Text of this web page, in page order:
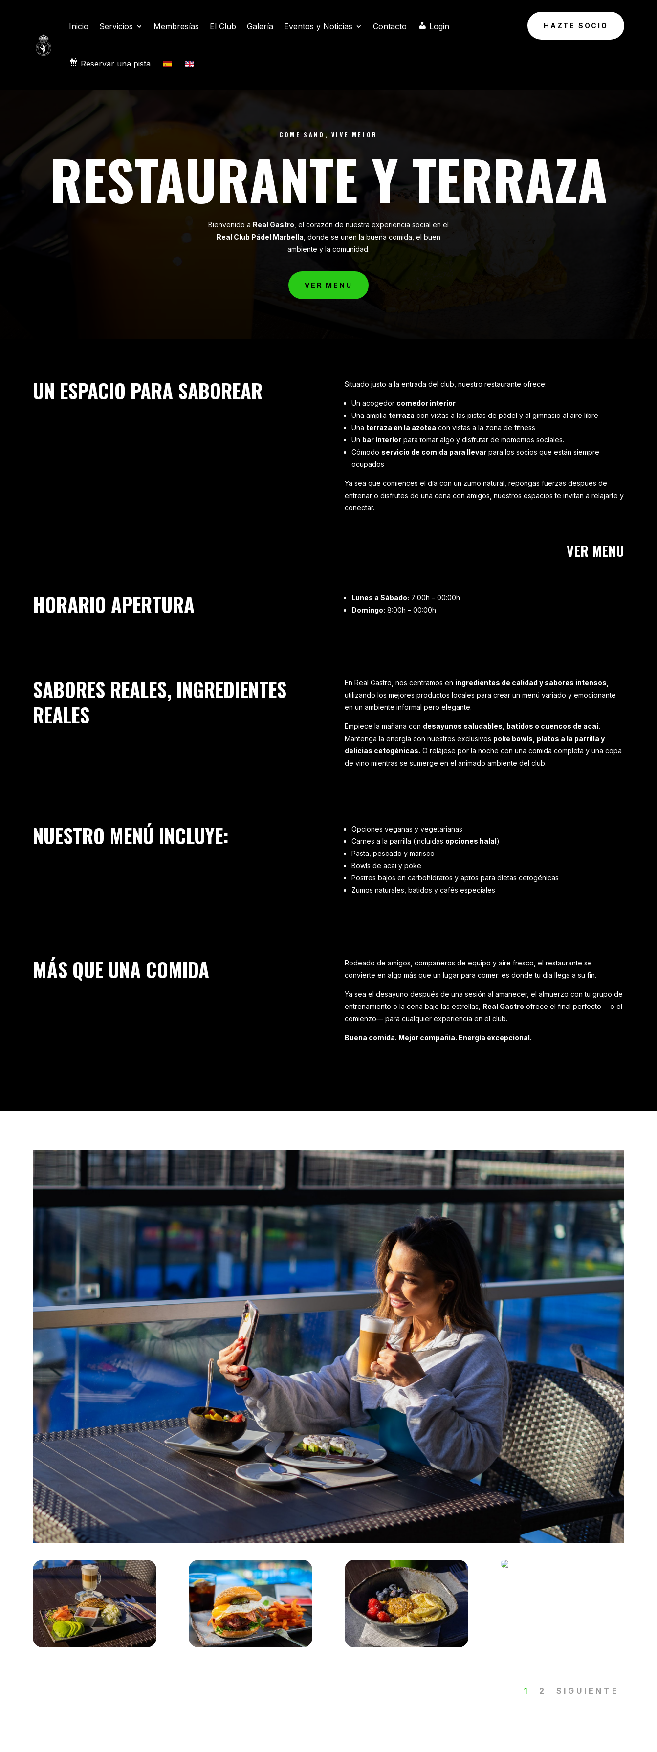
Inicio Servicios Membresías El Club Galería Eventos y Noticias Contacto Login
Reservar una pista
HAZTE SOCIO
COME SANO, VIVE MEJOR
RESTAURANTE Y TERRAZA
Bienvenido a Real Gastro , el corazón de nuestra experiencia social en el
Real Club Pádel Marbella , donde se unen la buena comida, el buen
ambiente y la comunidad.
VER MENU
UN ESPACIO PARA SABOREAR Situado justo a la entrada del club, nuestro restaurante ofrece:
Un acogedor comedor interior
Una amplia terraza con vistas a las pistas de pádel y al gimnasio al aire libre
Una terraza en la azotea con vistas a la zona de fitness
Un bar interior para tomar algo y disfrutar de momentos sociales.
Cómodo servicio de comida para llevar para los socios que están siempre
ocupados
Ya sea que comiences el día con un zumo natural, repongas fuerzas después de
entrenar o disfrutes de una cena con amigos, nuestros espacios te invitan a relajarte y
conectar.
VER MENU
HORARIO APERTURA Lunes a Sábado: 7:00h – 00:00h
Domingo: 8:00h – 00:00h
SABORES REALES, INGREDIENTES
REALES
En Real Gastro, nos centramos en ingredientes de calidad y sabores intensos,
utilizando los mejores productos locales para crear un menú variado y emocionante
en un ambiente informal pero elegante.
Empiece la mañana con desayunos saludables, batidos o cuencos de acai.
Mantenga la energía con nuestros exclusivos poke bowls, platos a la parrilla y
delicias cetogénicas. O relájese por la noche con una comida completa y una copa
de vino mientras se sumerge en el animado ambiente del club.
NUESTRO MENÚ INCLUYE:
Opciones veganas y vegetarianas
Carnes a la parrilla (incluidas opciones halal)
Pasta, pescado y marisco
Bowls de acai y poke
Postres bajos en carbohidratos y aptos para dietas cetogénicas
Zumos naturales, batidos y cafés especiales
MÁS QUE UNA COMIDA
Rodeado de amigos, compañeros de equipo y aire fresco, el restaurante se
convierte en algo más que un lugar para comer: es donde tu día llega a su fin.
Ya sea el desayuno después de una sesión al amanecer, el almuerzo con tu grupo de
entrenamiento o la cena bajo las estrellas, Real Gastro ofrece el final perfecto —o el
comienzo— para cualquier experiencia en el club.
Buena comida. Mejor compañía. Energía excepcional.
1 2 SIGUIENTE